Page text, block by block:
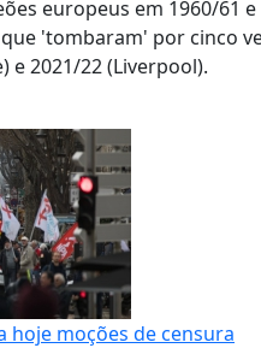
europeus em 1960/61
'tombaram' por cinco
e 2021/22 (Liverpool).
hoje moções de censura